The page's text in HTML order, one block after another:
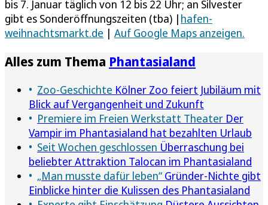
bis 7. Januar täglich von 12 bis 22 Uhr; an Silvester
gibt es Sonderöffnungszeiten (tba) | hafen-
weihnachtsmarkt.de | Auf Google Maps anzeigen.
Alles zum Thema Phantasialand
Zoo-Geschichte Kölner Zoo feiert Jubiläum mit
Blick auf Vergangenheit und Zukunft
Premiere im Freien Werkstatt Theater Der
Vampir im Phantasialand hat bezahlten Urlaub
Seit Wochen geschlossen Überraschung bei
beliebter Attraktion Talocan im Phantasialand
„Man musste dafür leben“ Gründer-Nichte gibt
Einblicke hinter die Kulissen des Phantasialand